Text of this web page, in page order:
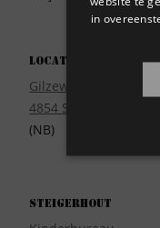
Locatie
Gilzeweg 17
4854 SE Bavel
(NB)
Steigerhout
in